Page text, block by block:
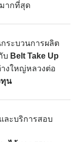
ากที่สุด
ระบวนการผลิต
บ Belt Take Up
างใหญ่หลวงต่อ
ทุน
ละบริการสอบ